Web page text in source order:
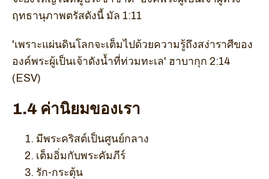
ฤทธานุภาพตรัสดังนี้ มัล 1:11
'เพราะแผ่นดินโลกจะเต็มไปด้วยความรู้ถึงสง่าราศีของ
องค์พระผู้เป็นเจ้าดังน้ำที่ท่วมทะเล' ฮาบากุก 2:14
(ESV)
1.4 ค่านิยมของเรา
มีพระคริสต์เป็นศูนย์กลาง
เต็มอิ่มกับพระคัมภีร์
รัก-กระตุ้น